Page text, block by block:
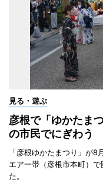
見る・遊ぶ
彦根で「ゆかたま
の市民でにぎわう
「彦根ゆかたまつり」が8
エア一帯（彦根市本町）
た。